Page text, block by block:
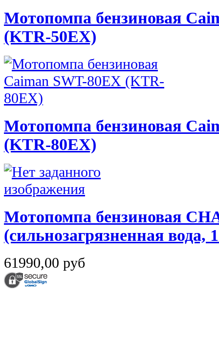
Мотопомпа бензиновая
(KTR-50EX)
Мотопомпа бензиновая
(KTR-80EX)
Мотопомпа бензиновая
(сильнозагрязненная вода,
61990,00 руб